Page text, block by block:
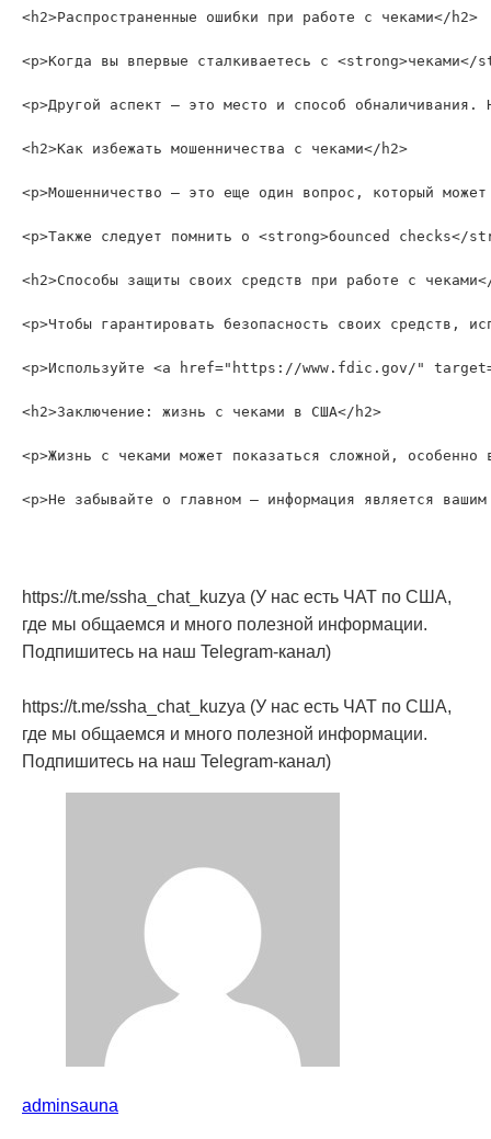
<h2>Распространенные ошибки при работе с чеками</h2>
<p>Когда вы впервые сталкиваетесь с
<p>Другой аспект — это место и способ
<h2>Как избежать мошенничества с чеками</h2>
<p>Мошенничество — это еще один вопрос, который
<p>Также следует помнить о <strong>бounced checks</
<h2>Способы защиты своих средств при работе с
<p>Чтобы гарантировать безопасность своих средств,
<p>Используйте <a href="https://www.fdic.gov/"
<h2>Заключение: жизнь с чеками в США</h2>
<p>Жизнь с чеками может показаться сложной,
https://t.me/ssha_chat_kuzya (У нас есть ЧАТ по США,
где мы общаемся и много полезной информации.
Подпишитесь на наш Telegram-канал)
https://t.me/ssha_chat_kuzya (У нас есть ЧАТ по США,
где мы общаемся и много полезной информации.
Подпишитесь на наш Telegram-канал)
adminsauna